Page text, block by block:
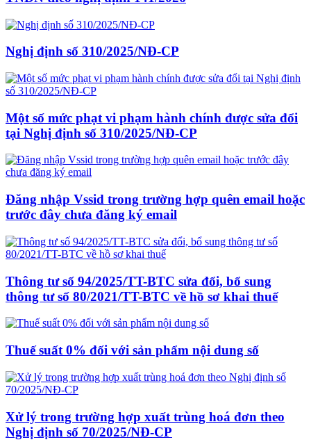
Nghị định số 310/2025/NĐ-CP
Một số mức phạt vi phạm hành chính được sửa đổi
tại Nghị định số 310/2025/NĐ-CP
Đăng nhập Vssid trong trường hợp quên email hoặc
trước đây chưa đăng ký email
Thông tư số 94/2025/TT-BTC sửa đổi, bổ sung
thông tư số 80/2021/TT-BTC về hồ sơ khai thuế
Thuế suất 0% đối với sản phẩm nội dung số
Xử lý trong trường hợp xuất trùng hoá đơn theo
Nghị định số 70/2025/NĐ-CP